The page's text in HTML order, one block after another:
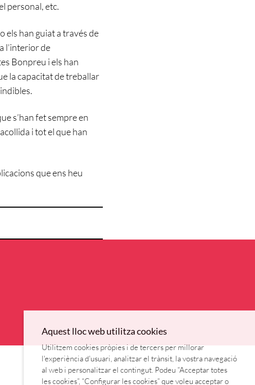
personal, etc.
els han guiat a través de
l’interior de
Bonpreu i els han
la capacitat de treballar
s’han fet sempre en
i tot el que han
que ens heu
Aquest lloc web utilitza cookies
Utilitzem cookies pròpies i de tercers per millorar
l'experiència d'usuari, analitzar el trànsit, la vostra navegació
al web i personalitzar el contingut. Podeu “Acceptar totes
les cookies”, “Configurar les cookies” que voleu acceptar o